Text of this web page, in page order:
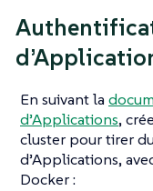
En suivant la
d’Applications,
cluster pour tirer
d’Applications,
Docker :